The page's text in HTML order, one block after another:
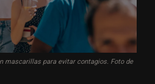
mascarillas para evitar contagios. Foto de